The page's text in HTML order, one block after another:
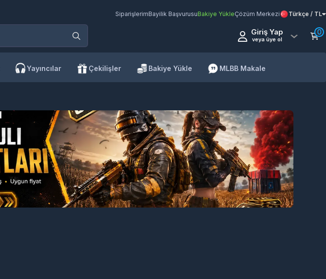
SiparişlerimBayilik BaşvurusuBakiye YükleÇözüm Merkezi Türkçe / TL
Giriş Yap
veya üye ol
0
Yayıncılar Çekilişler Bakiye Yükle MLBB Makale